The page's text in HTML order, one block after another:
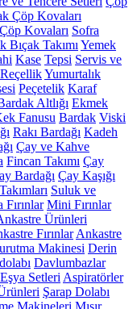
Çöp Kovaları
Kovaları Sofra
Bıçak Takımı Yemek
Kase Tepsi Servis ve
Yumurtalık
Peçetelik Karaf
Altlığı Ekmek
Fanusu Bardak Viski
Rakı Bardağı Kadeh
Çay ve Kahve
Fincan Takımı Çay
Bardağı Çay Kaşığı
Suluk ve
Mini Fırınlar
Ürünleri
Fırınlar Ankastre
Makinesi Derin
Davlumbazlar
Setleri Aspiratörler
Şarap Dolabı
Makineleri Mısır